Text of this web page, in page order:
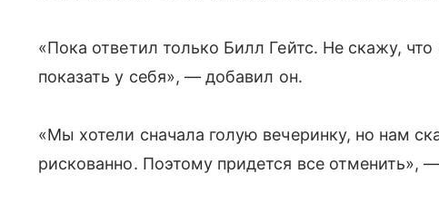
«Пока ответил только Билл Гейтс. Не скажу,
показать у себя», — добавил он.
«Мы хотели сначала голую вечеринку, но нам
рискованно. Поэтому придется все отменить»,